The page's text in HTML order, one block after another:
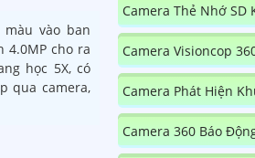
màu vào ban
4.0MP cho ra
học 5X, có
qua camera,
Camera Thẻ Nhớ SD
Camera Visioncop
Camera Phát Hiện
Camera 360 Báo